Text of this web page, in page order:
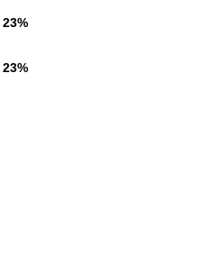
23%
23%